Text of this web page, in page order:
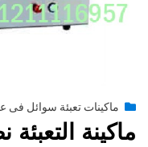
byengmansyPosted
يونيو 28, 2015
ماكينات تعبئة سوائل فى
ماكينة